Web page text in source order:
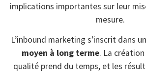
implications importantes sur leur
mesure.
L’inbound marketing s’inscrit dans
moyen à long terme. La
qualité prend du temps, et les